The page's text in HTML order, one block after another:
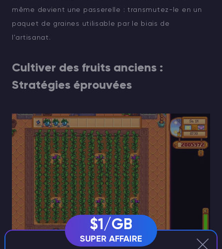
même devient une passerelle : transmutez-le en un
paquet de graines utilisable par le biais de
l'artisanat.
Cultiver des fruits anciens :
Stratégies éprouvées
$1/GB
SUPER AFFAIRE